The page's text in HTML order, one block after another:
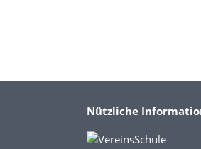
Nützliche